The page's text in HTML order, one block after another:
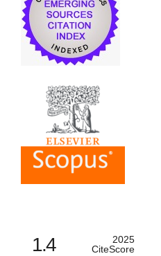
1.4
2025
CiteScore